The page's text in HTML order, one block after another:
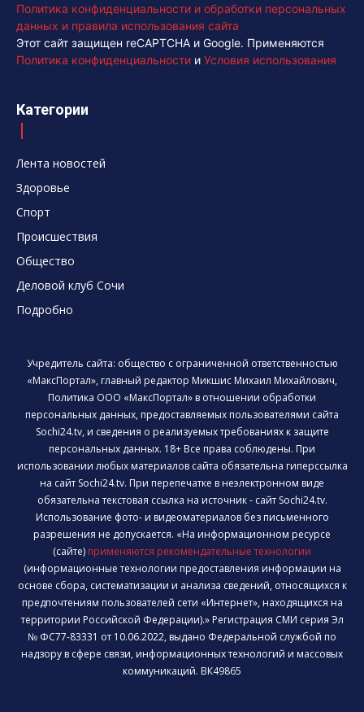
Политика конфиденциальности и обработки персональных
данных и правила использования сайта
Этот сайт защищен reCAPTCHA и Google. Применяются
Политика конфиденциальности и Условия использования
Категории
Лента новостей
Здоровье
Спорт
Происшествия
Общество
Деловой клуб Сочи
Подробно
Учредитель сайта: общество с ограниченной ответственностью
«МаксПортал», главный редактор Микшис Михаил Михайлович,
Политика ООО «МаксПортал» в отношении обработки
персональных данных, предоставляемых пользователями сайта
Sochi24.tv, и сведения о реализуемых требованиях к защите
персональных данных. 18+ Все права соблюдены. При
использовании любых материалов сайта обязательна гиперссылка
на сайт Sochi24.tv. При перепечатке в неэлектронном виде
обязательна текстовая ссылка на источник - сайт Sochi24.tv.
Использование фото- и видеоматериалов без письменного
разрешения не допускается. «На информационном ресурсе
(сайте) применяются рекомендательные технологии
(информационные технологии предоставления информации на
основе сбора, систематизации и анализа сведений, относящихся к
предпочтениям пользователей сети «Интернет», находящихся на
территории Российской Федерации).» Регистрация СМИ серия Эл
№ ФС77-83331 от 10.06.2022, выдано Федеральной службой по
надзору в сфере связи, информационных технологий и массовых
коммуникаций. ВК49865